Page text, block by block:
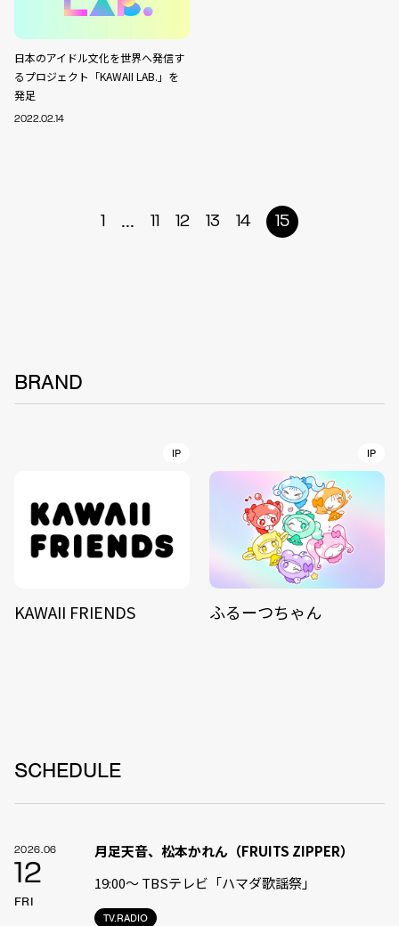
日本のアイドル文化を世界へ発信す
るプロジェクト「KAWAII LAB.」を
発足
2022.02.14
1 ... 11 12 13 14 15
BRAND
IP
KAWAII FRIENDS
IP
ふるーつちゃん
SCHEDULE
2026.06
12
FRI
TV.RADIO
月足天音、松本かれん（FRUITS ZIPPER）
19:00〜 TBSテレビ「ハマダ歌謡祭」